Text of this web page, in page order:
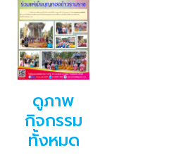
ดูภาพ
กิจกรรม
ทั้งหมด